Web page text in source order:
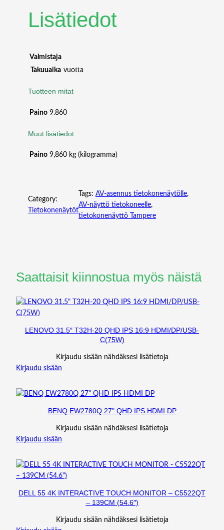
Lisätiedot
Valmistaja
Takuuaika vuotta
Tuotteen mitat
Paino 9.860
Muut lisätiedot
Paino 9,860 kg (kilogramma)
Category:
Tietokonenäytöt
Tags: AV-asennus tietokonenäytölle
AV-näyttö tietokoneelle
tietokonenäyttö Tampere
Saattaisit kiinnostua myös näistä
LENOVO 31.5″ T32H-20 QHD IPS 16:9 HDMI/DP/USB-
C(75W)
Kirjaudu sisään nähdäksesi lisätietoja
Kirjaudu sisään
BENQ EW2780Q 27" QHD IPS HDMI DP
Kirjaudu sisään nähdäksesi lisätietoja
Kirjaudu sisään
DELL 55 4K INTERACTIVE TOUCH MONITOR – C5522QT
– 139CM (54.6″)
Kirjaudu sisään nähdäksesi lisätietoja